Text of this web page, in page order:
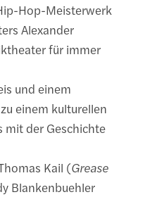
Hop-Meisterwerk
Alexander
für immer
und einem
zu einem kulturellen
mit der Geschichte
Kail (Grease
Blankenbuehler